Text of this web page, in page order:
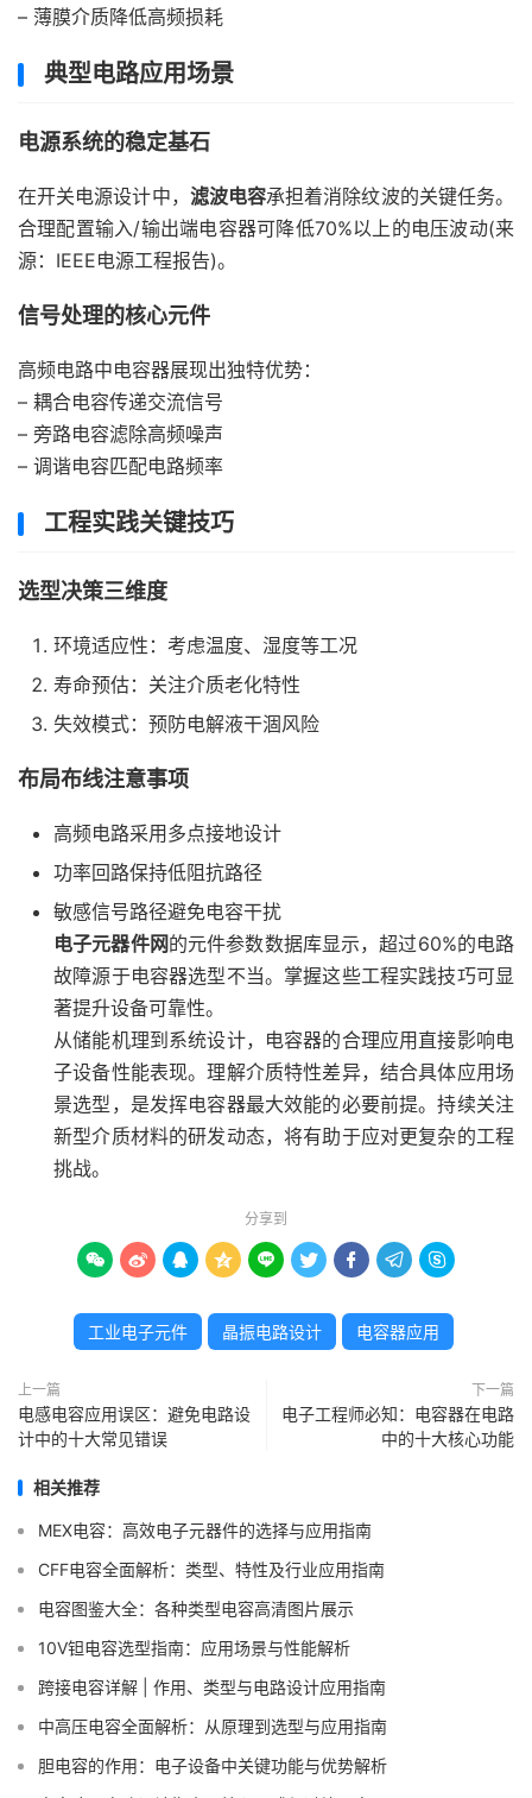
– 薄膜介质降低高频损耗
典型电路应用场景
电源系统的稳定基石
在开关电源设计中， 滤波电容承担着消除纹波的关键任务。
合理配置输入/输出端电容器可降低70%以上的电压波动(来
源：IEEE电源工程报告)。
信号处理的核心元件
高频电路中电容器展现出独特优势：
– 耦合电容传递交流信号
– 旁路电容滤除高频噪声
– 调谐电容匹配电路频率
工程实践关键技巧
选型决策三维度
环境适应性：考虑温度、湿度等工况
寿命预估：关注介质老化特性
失效模式：预防电解液干涸风险
布局布线注意事项
高频电路采用多点接地设计
功率回路保持低阻抗路径
敏感信号路径避免电容干扰
电子元器件网的元件参数数据库显示，超过60%的电路
故障源于电容器选型不当。掌握这些工程实践技巧可显
著提升设备可靠性。
从储能机理到系统设计，电容器的合理应用直接影响电
子设备性能表现。理解介质特性差异，结合具体应用场
景选型，是发挥电容器最大效能的必要前提。持续关注
新型介质材料的研发动态，将有助于应对更复杂的工程
挑战。
分享到
        
工业电子元件 晶振电路设计 电容器应用
上一篇
电感电容应用误区：避免电路设
计中的十大常见错误
下一篇
电子工程师必知：电容器在电路
中的十大核心功能
相关推荐
MEX电容：高效电子元器件的选择与应用指南
CFF电容全面解析：类型、特性及行业应用指南
电容图鉴大全：各种类型电容高清图片展示
10V钽电容选型指南：应用场景与性能解析
跨接电容详解 | 作用、类型与电路设计应用指南
中高压电容全面解析：从原理到选型与应用指南
胆电容的作用：电子设备中关键功能与优势解析